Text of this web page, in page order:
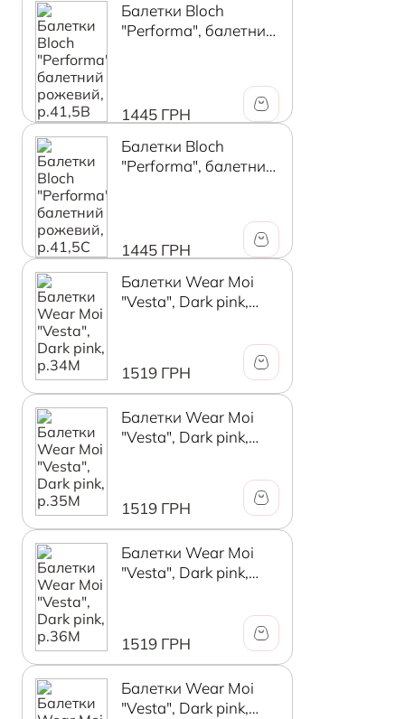
Балетки Bloch
"Performa", балетний
1445 ГРН
Балетки Bloch
"Performa", балетний
1445 ГРН
Балетки Wear Moi
"Vesta", Dark pink,
1519 ГРН
Балетки Wear Moi
"Vesta", Dark pink,
1519 ГРН
Балетки Wear Moi
"Vesta", Dark pink,
1519 ГРН
Балетки Wear Moi
"Vesta", Dark pink,